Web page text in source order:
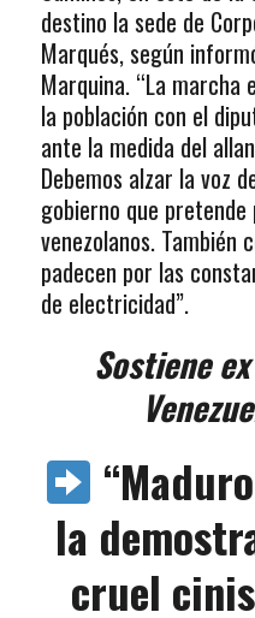
destino la sede de
Marqués, según
Marquina. “La marcha
la población con el
ante la medida del
Debemos alzar la voz
gobierno que
venezolanos. También
padecen por las
de electricidad”.
Sostiene
la
cruel